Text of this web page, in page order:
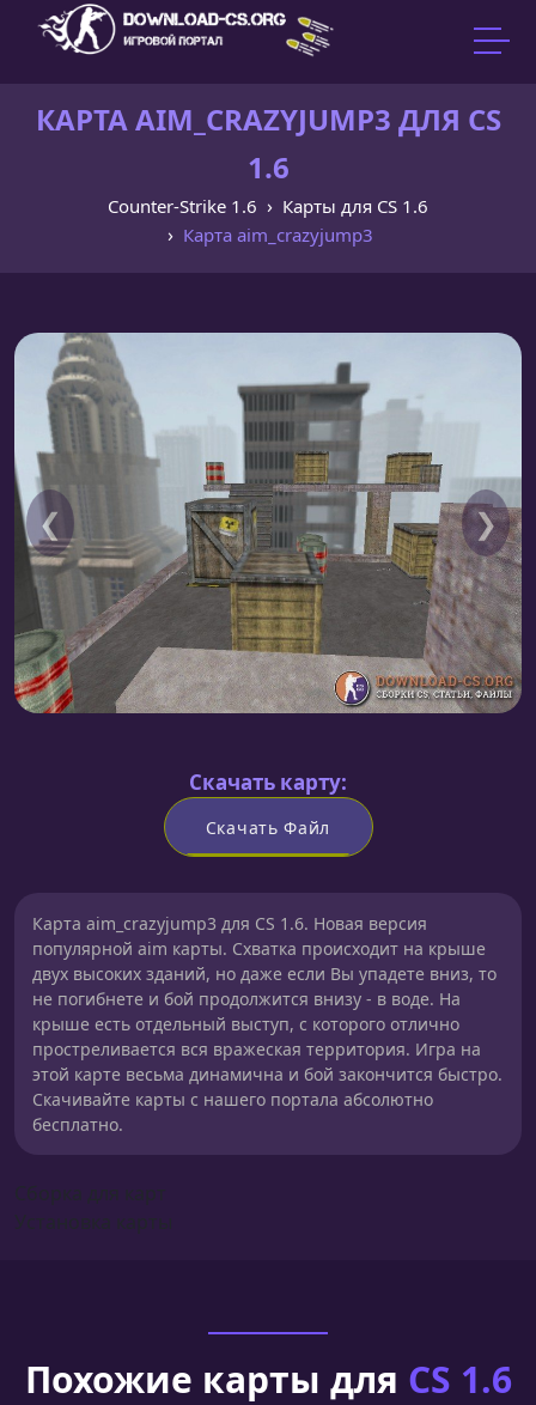
КАРТА AIM_CRAZYJUMP3 ДЛЯ CS
1.6
Counter-Strike 1.6
Карты для CS 1.6
Карта aim_crazyjump3
❮ ❯
Скачать карту:
Скачать Файл
Карта aim_crazyjump3 для CS 1.6. Новая версия
популярной aim карты. Схватка происходит на крыше
двух высоких зданий, но даже если Вы упадете вниз, то
не погибнете и бой продолжится внизу - в воде. На
крыше есть отдельный выступ, с которого отлично
простреливается вся вражеская территория. Игра на
этой карте весьма динамична и бой закончится быстро.
Скачивайте карты с нашего портала абсолютно
бесплатно.
Похожие карты для CS 1.6